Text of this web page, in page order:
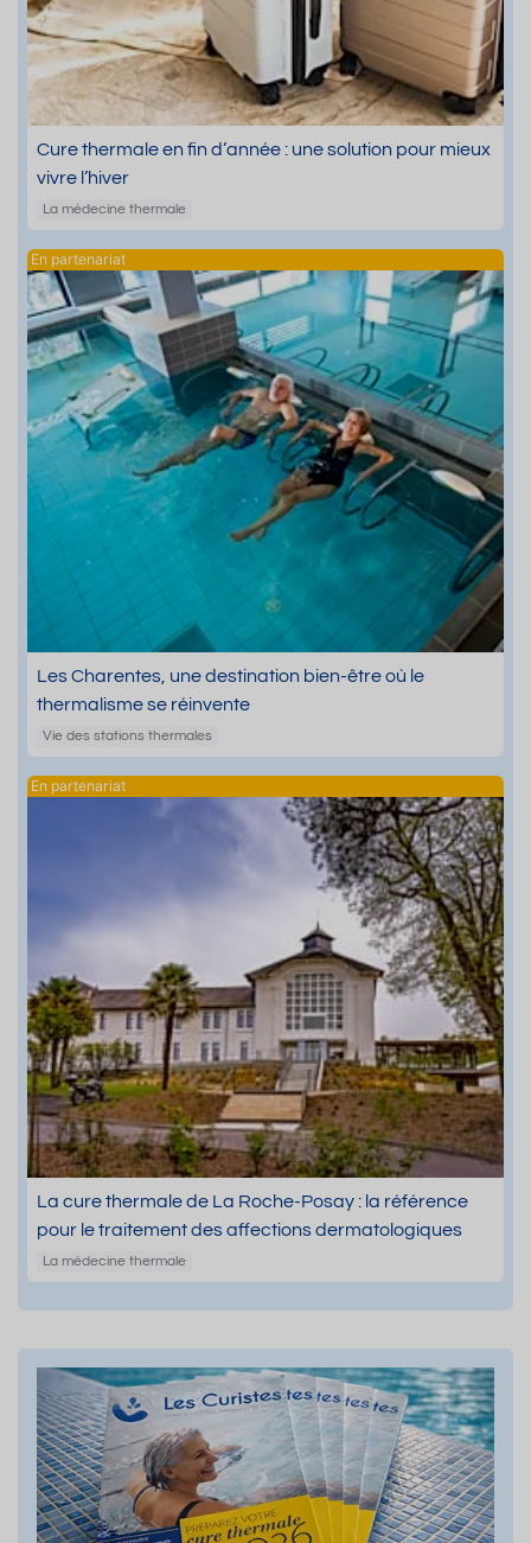
Cure thermale en fin d’année : une solution pour mieux
vivre l’hiver
La médecine thermale
Les Charentes, une destination bien-être où le
thermalisme se réinvente
Vie des stations thermales
La cure thermale de La Roche-Posay : la référence
pour le traitement des affections dermatologiques
La médecine thermale